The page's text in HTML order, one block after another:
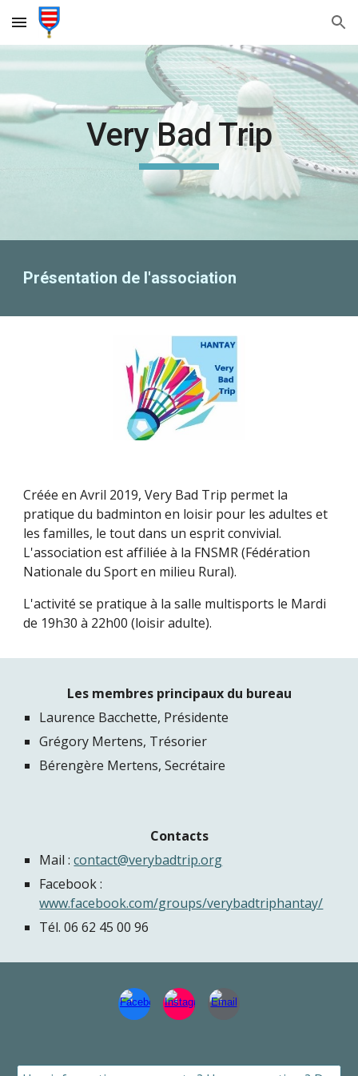
Skip to main content Skip to navigation
Very Bad Trip
Présentation de l'association
Créée en Avril 2019, Very Bad Trip permet la
pratique du badminton en loisir pour les adultes et
les familles, le tout dans un esprit convivial.
L'association est affiliée à la FNSMR (Fédération
Nationale du Sport en milieu Rural).
L'activité se pratique à la salle multisports le Mardi
de 19h30 à 22h00 (loisir adulte).
Les membres principaux du bureau
Laurence Bacchette, Présidente
Grégory Mertens, Trésorier
Bérengère Mertens, Secrétaire
Contacts
Mail :contact@verybadtrip.org
Facebook :
www.facebook.com/groups/verybadtriphantay/
Tél.06 62 45 00 96